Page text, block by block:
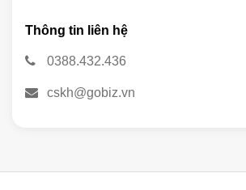
Thông tin liên hệ
0388.432.436
cskh@gobiz.vn